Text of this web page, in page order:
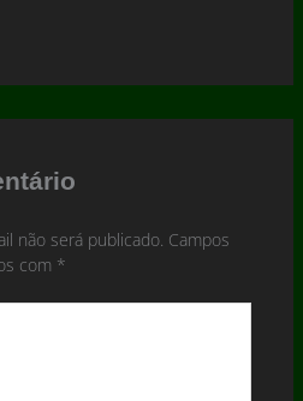
não será publicado. Campos
com *